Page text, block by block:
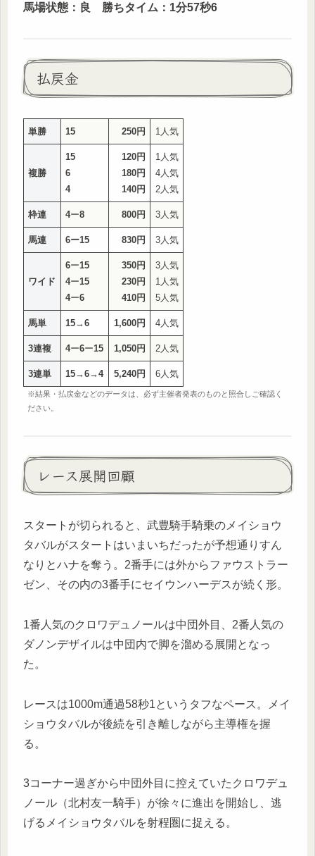
馬場状態：良 勝ちタイム：1分57秒6
払戻金
単勝 15 250円 1人気
複勝
15
6
4
120円
180円
140円
1人気
4人気
2人気
枠連 4ー8 800円 3人気
馬連 6ー15 830円 3人気
ワイド
6ー15
4ー15
4ー6
350円
230円
410円
3人気
1人気
5人気
馬単 15→6 1,600円 4人気
3連複 4ー6ー15 1,050円 2人気
3連単 15→6→4 5,240円 6人気
※結果・払戻金などのデータは、必ず主催者発表のものと照合しご確認く
ださい。
レース展開回顧
スタートが切られると、武豊騎手騎乗のメイショウ
タバルがスタートはいまいちだったが予想通りすん
なりとハナを奪う。2番手には外からファウストラー
ゼン、その内の3番手にセイウンハーデスが続く形。
1番人気のクロワデュノールは中団外目、2番人気の
ダノンデザイルは中団内で脚を溜める展開となっ
た。
レースは1000m通過58秒1というタフなペース。メイ
ショウタバルが後続を引き離しながら主導権を握
る。
3コーナー過ぎから中団外目に控えていたクロワデュ
ノール（北村友一騎手）が徐々に進出を開始し、逃
げるメイショウタバルを射程圏に捉える。